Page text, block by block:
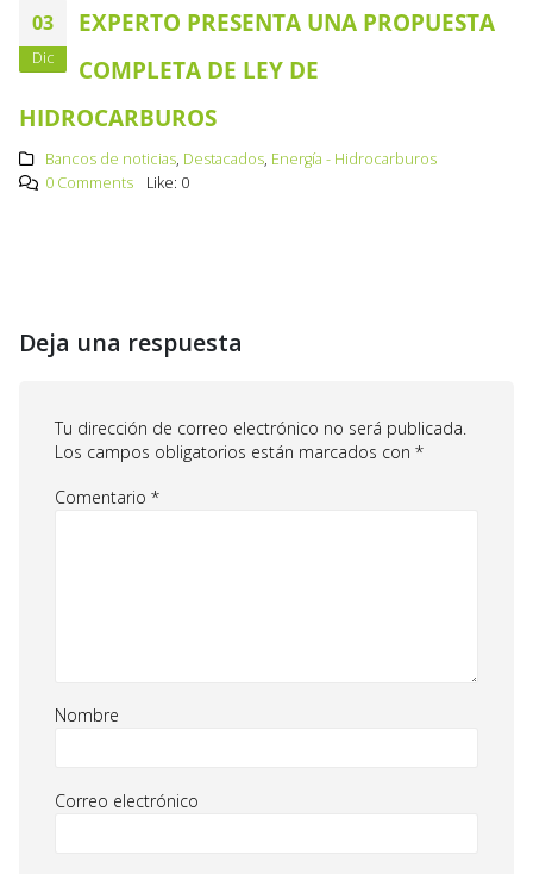
03
Dic
EXPERTO PRESENTA UNA PROPUESTA
COMPLETA DE LEY DE
HIDROCARBUROS
Bancos de noticias, Destacados, Energía - Hidrocarburos
0 Comments
Like: 0
Deja una respuesta
Tu dirección de correo electrónico no será publicada.
Los campos obligatorios están marcados con *
Comentario *
Nombre
Correo electrónico